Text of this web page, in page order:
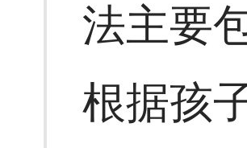
法主要
根据孩